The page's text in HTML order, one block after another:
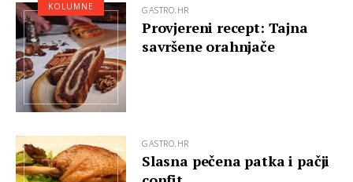
GASTRO.HR
Provjereni recept: Tajna
savršene orahnjače
KOLUMNE
GASTRO.HR
Slasna pečena patka i pačji